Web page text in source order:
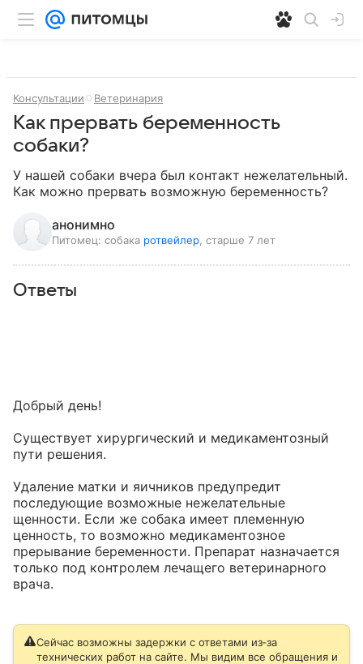
Консультации Ветеринария
Как прервать беременность
собаки?
У нашей собаки вчера был контакт нежелательный.
Как можно прервать возможную беременность?
анонимно
Питомец: собака ротвейлер , старше 7 лет
Ответы
Добрый день!
Существует хирургический и медикаментозный
пути решения.
Удаление матки и яичников предупредит
последующие возможные нежелательные
щенности. Если же собака имеет племенную
ценность, то возможно медикаментозное
прерывание беременности. Препарат назначается
только под контролем лечащего ветеринарного
врача.
Сейчас возможны задержки с ответами из‑за
технических работ на сайте. Мы видим все обращения и